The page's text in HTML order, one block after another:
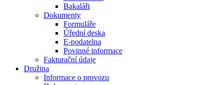
Bakaláři
Dokumenty
Formuláře
Úřední deska
E-podatelna
Povinné informace
Fakturační údaje
Družina
Informace o provozu